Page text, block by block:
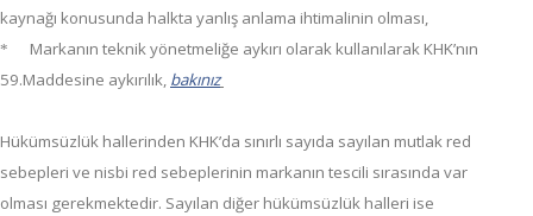
kaynağı konusunda halkta yanlış anlama ihtimalinin olması,
*
Markanın teknik yönetmeliğe aykırı olarak kullanılarak KHK’nın
59.Maddesine aykırılık, bakınız
Hükümsüzlük hallerinden KHK’da sınırlı sayıda sayılan mutlak red
sebepleri ve nisbi red sebeplerinin markanın tescili sırasında var
olması gerekmektedir. Sayılan diğer hükümsüzlük halleri ise